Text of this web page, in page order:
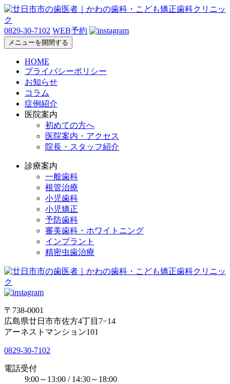
0829-30-7102 WEB予約
メニューを開閉する
HOME
プライバシーポリシー
お知らせ
コラム
症例紹介
医院案内
初めての方へ
医院案内・アクセス
院長・スタッフ紹介
診療案内
一般歯科
根管治療
小児歯科
小児矯正
予防歯科
審美歯科・ホワイトニング
インプラント
精密虫歯治療
〒738-0001
広島県廿日市市佐方4丁目7−14
アーネストマンション101
0829-30-7102
電話受付
9:00～13:00 / 14:30～18:00